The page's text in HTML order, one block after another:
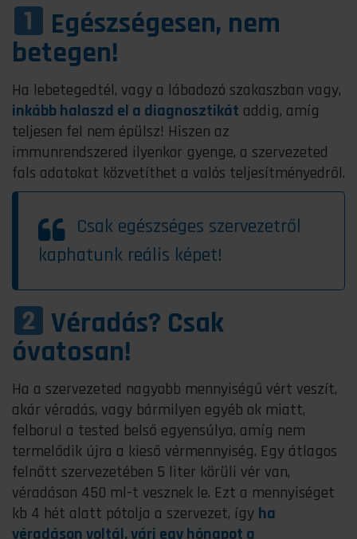
Egészségesen, nem
betegen!
Ha lebetegedtél, vagy a lábadozó szakaszban vagy,
inkább halaszd el a diagnosztikát addig, amíg
teljesen fel nem épülsz! Hiszen az
immunrendszered ilyenkor gyenge, a szervezeted
fals adatokat közvetíthet a valós teljesítményedről.
Csak egészséges szervezetről
kaphatunk reális képet!
Véradás? Csak
óvatosan!
Ha a szervezeted nagyobb mennyiségű vért veszít,
akár véradás, vagy bármilyen egyéb ok miatt,
felborul a tested belső egyensúlya, amíg nem
termelődik újra a kieső vérmennyiség. Egy átlagos
felnőtt szervezetében 5 liter körüli vér van,
véradáson 450 ml-t vesznek le. Ezt a mennyiséget
kb 4 hét alatt pótolja a szervezet, így ha
véradáson voltál, várj egy hónapot a